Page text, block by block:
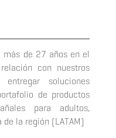
más de 27 años en el
con nuestros
soluciones
de productos
para adultos,
la región (LATAM)